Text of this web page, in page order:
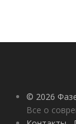
© 2026
Все о